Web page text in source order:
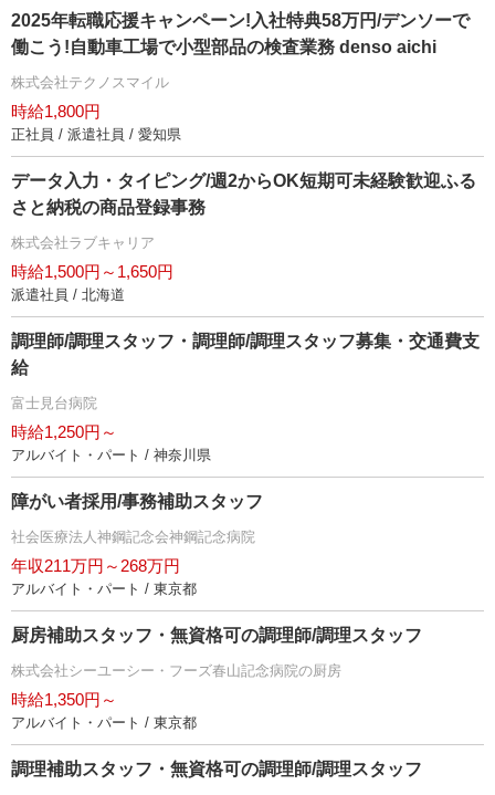
2025年転職応援キャンペーン!入社特典58万円/デンソーで
働こう!自動車工場で小型部品の検査業務 denso aichi
株式会社テクノスマイル
時給1,800円
正社員 / 派遣社員 / 愛知県
データ入力・タイピング/週2からOK短期可未経験歓迎ふる
さと納税の商品登録事務
株式会社ラブキャリア
時給1,500円～1,650円
派遣社員 / 北海道
調理師/調理スタッフ・調理師/調理スタッフ募集・交通費支
給
富士見台病院
時給1,250円～
アルバイト・パート / 神奈川県
障がい者採用/事務補助スタッフ
社会医療法人神鋼記念会神鋼記念病院
年収211万円～268万円
アルバイト・パート / 東京都
厨房補助スタッフ・無資格可の調理師/調理スタッフ
株式会社シーユーシー・フーズ春山記念病院の厨房
時給1,350円～
アルバイト・パート / 東京都
調理補助スタッフ・無資格可の調理師/調理スタッフ